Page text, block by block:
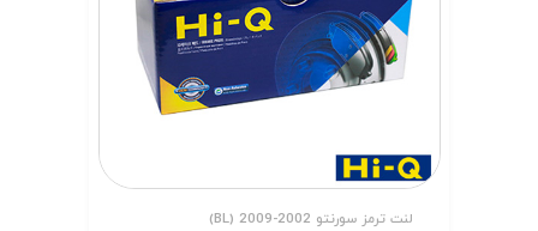
لنت ترمز سورنتو 2002-2009 (BL)